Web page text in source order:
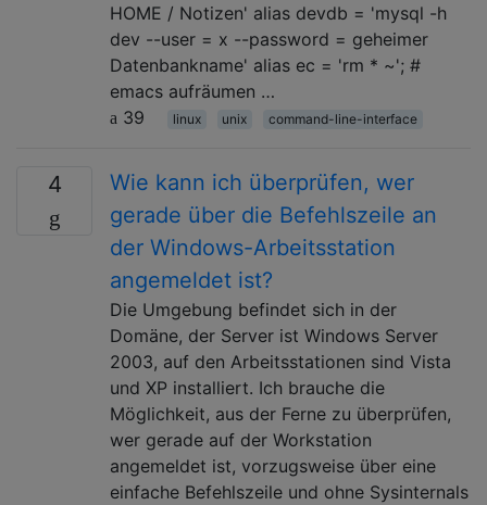
HOME / Notizen' alias devdb = 'mysql -h
dev --user = x --password = geheimer
Datenbankname' alias ec = 'rm * ~'; #
emacs aufräumen …
39
linux unix command-line-interface
4
Wie kann ich überprüfen, wer
gerade über die Befehlszeile an
der Windows-Arbeitsstation
angemeldet ist?
Die Umgebung befindet sich in der
Domäne, der Server ist Windows Server
2003, auf den Arbeitsstationen sind Vista
und XP installiert. Ich brauche die
Möglichkeit, aus der Ferne zu überprüfen,
wer gerade auf der Workstation
angemeldet ist, vorzugsweise über eine
einfache Befehlszeile und ohne Sysinternals